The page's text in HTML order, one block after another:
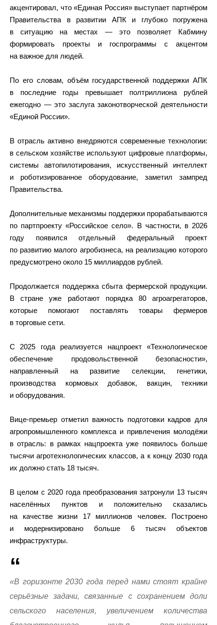
акцентировал, что «Единая Россия» выступает партнёром
Правительства в развитии АПК и глубоко погружена
в ситуацию на местах — это позволяет Кабмину
формировать проекты и госпрограммы с акцентом
на важное для людей.
По его словам, объём государственной поддержки АПК
в последние годы превышает полтриллиона рублей
ежегодно — это заслуга законотворческой деятельности
«Единой России».
В отрасль активно внедряются современные технологии:
в сельском хозяйстве используют цифровые платформы,
системы автопилотирования, искусственный интеллект
и роботизированное оборудование, заметил зампред
Правительства.
Дополнительные механизмы поддержки прорабатываются
по партпроекту «Российское село». В частности, в 2026
году появился отдельный федеральный проект
по развитию малого агробизнеса, на реализацию которого
предусмотрено около 15 миллиардов рублей.
Продолжается поддержка сбыта фермерской продукции.
В стране уже работают порядка 80 агроагрегаторов,
которые помогают поставлять товары фермеров
в торговые сети.
С 2025 года реализуется нацпроект «Технологическое
обеспечение продовольственной безопасности»,
направленный на развитие селекции, генетики,
производства кормовых добавок, вакцин, техники
и оборудования.
Вице-премьер отметил важность подготовки кадров для
агропромышленного комплекса и привлечения молодёжи
в отрасль: в рамках нацпроекта уже появилось больше
тысячи агротехнологических классов, а к концу 2030 года
их должно стать 18 тысяч.
В целом с 2020 года преобразования затронули 13 тысяч
населённых пунктов и положительно сказались
на качестве жизни 17 миллионов человек. Построено
и модернизировано больше 6 тысяч объектов
инфраструктуры.
«В горизонте 2030 года перед нами стоят крайне
серьёзные задачи, связанные с сохранением доли
сельского населения, увеличением количества